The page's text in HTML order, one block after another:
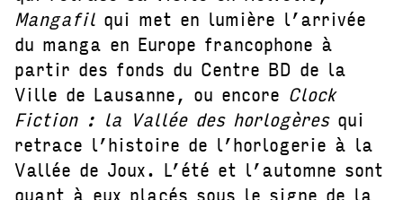
Mangafil qui met en lumière l’arrivée
du manga en Europe francophone à
partir des fonds du Centre BD de la
Ville de Lausanne, ou encore Clock
Fiction : la Vallée des horlogèresqui
retrace l’histoire de l’horlogerie à la
Vallée de Joux. L’été et l’automne sont